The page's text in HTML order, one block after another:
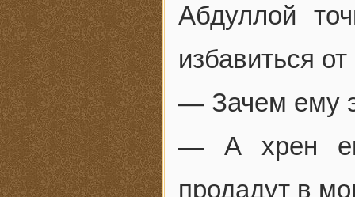
Абдуллой
избавиться
— Зачем ему
— А хрен
продадут в